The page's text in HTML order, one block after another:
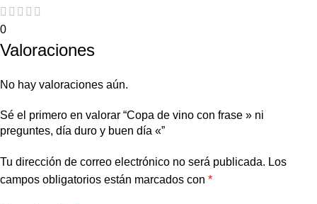
0
Valoraciones
No hay valoraciones aún.
Sé el primero en valorar “Copa de vino con frase » ni
preguntes, día duro y buen día «”
Tu dirección de correo electrónico no será publicada. Los
campos obligatorios están marcados con *